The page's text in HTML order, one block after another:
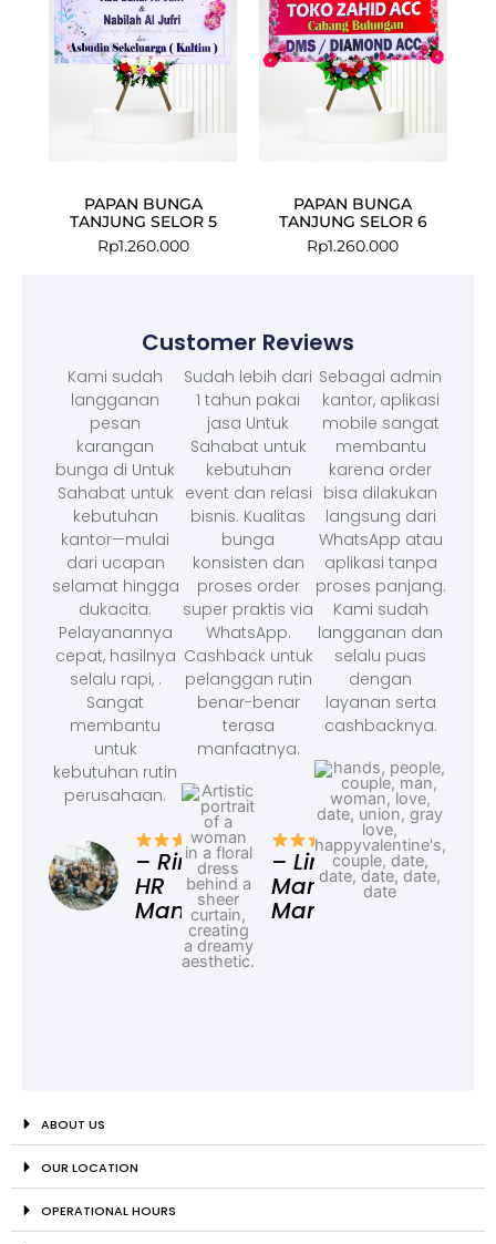
PAPAN BUNGA
TANJUNG SELOR 5
Rp1.260.000
PAPAN BUNGA
TANJUNG SELOR 6
Rp1.260.000
Customer Reviews
Kami sudah
langganan
pesan
karangan
bunga di Untuk
Sahabat untuk
kebutuhan
kantor—mulai
dari ucapan
selamat hingga
dukacita.
Pelayanannya
cepat, hasilnya
selalu rapi, .
Sangat
membantu
untuk
kebutuhan rutin
perusahaan.
– Rina,
HR
Manager
Sudah lebih dari
1 tahun pakai
jasa Untuk
Sahabat untuk
kebutuhan
event dan relasi
bisnis. Kualitas
bunga
konsisten dan
proses order
super praktis via
WhatsApp.
Cashback untuk
pelanggan rutin
benar-benar
terasa
manfaatnya.
– Linda,
Marketing
Manager
Sebagai admin
kantor, aplikasi
mobile sangat
membantu
karena order
bisa dilakukan
langsung dari
WhatsApp atau
aplikasi tanpa
proses panjang.
Kami sudah
langganan dan
selalu puas
dengan
layanan serta
cashbacknya.
ABOUT US
OUR LOCATION
OPERATIONAL HOURS